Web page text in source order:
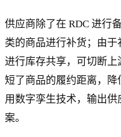
供应商除了在 RDC 进行
类的商品进行补货；由于
进行库存共享，可切断上
短了商品的履约距离，降
用数字孪生技术，输出
案。